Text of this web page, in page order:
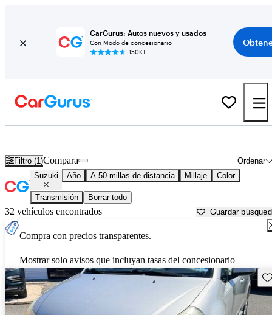
CarGurus: Autos nuevos y usados
Con Modo de concesionario
150K+
Filtro (1) Ordenar
Compara
Suzuki Año A 50 millas de distancia Millaje Color
Transmisión Borrar todo
32 vehículos encontrados Guardar
Compra con precios transparentes.
Mostrar solo avisos que incluyan tasas del concesionario